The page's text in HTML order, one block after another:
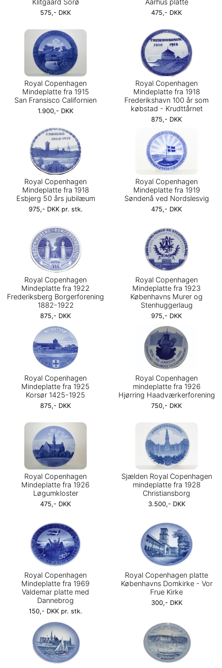
575,- DKK 475,- DKK
Royal Copenhagen
Mindeplatte fra 1915
San Fransisco Californien
1.900,- DKK
Royal Copenhagen
Mindeplatte fra 1918
Frederikshavn 100 år som
købstad - Krudttårnet
875,- DKK
Royal Copenhagen
Mindeplatte fra 1918
Esbjerg 50 års jubilæum
975,- DKK pr. stk.
Royal Copenhagen
Mindeplatte fra 1919
Søndenå ved Nordslesvig
475,- DKK
Royal Copenhagen
Mindeplatte fra 1922
Frederiksberg Borgerforening
1882-1922
875,- DKK
Royal Copenhagen
Mindeplatte fra 1923
Københavns Murer og
Stenhuggerlaug
975,- DKK
Royal Copenhagen
Mindeplatte fra 1925
Korsør 1425-1925
875,- DKK
Royal Copenhagen
mindeplatte fra 1926
Hjørring Haadværkerforening
750,- DKK
Royal Copenhagen
Mindeplatte fra 1926
Løgumkloster
475,- DKK
Sjælden Royal Copenhagen
mindeplatte fra 1928
Christiansborg
3.500,- DKK
Royal Copenhagen
Mindeplatte fra 1969
Valdemar platte med
Dannebrog
150,- DKK pr. stk.
Royal Copenhagen platte
Københavns Domkirke - Vor
Frue Kirke
300,- DKK